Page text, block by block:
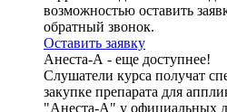
возможностью оставить
обратный звонок.
Оставить заявку
Анеста-А - еще доступнее!
Слушатели курса получат
закупке препарата для
"Анеста-А" у официальных